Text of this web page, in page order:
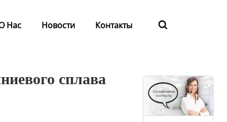
Нас Новости Контакты 
сплава